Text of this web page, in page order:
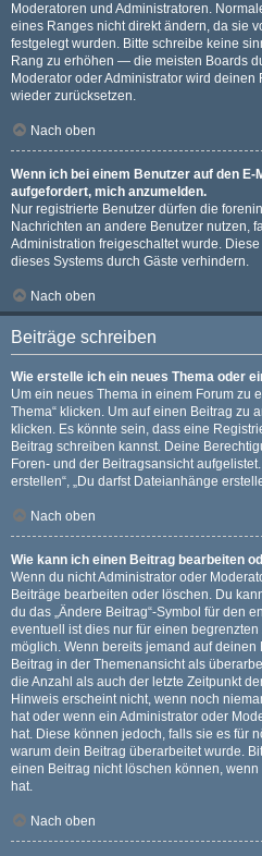
Moderatoren und Administratoren.
eines Ranges nicht direkt ändern, da sie
festgelegt wurden. Bitte schreibe keine
Rang zu erhöhen — die meisten Boards
Moderator oder Administrator wird
wieder zurücksetzen.
Nach oben
Wenn ich bei einem Benutzer auf den
aufgefordert, mich anzumelden.
Nur registrierte Benutzer dürfen die
Nachrichten an andere Benutzer nutzen,
Administration freigeschaltet wurde.
dieses Systems durch Gäste verhindern.
Nach oben
Beiträge schreiben
Wie erstelle ich ein neues Thema oder
Um ein neues Thema in einem Forum zu
Thema“ klicken. Um auf einen Beitrag zu
klicken. Es könnte sein, dass eine
Beitrag schreiben kannst. Deine
Foren- und der Beitragsansicht
erstellen“, „Du darfst Dateianhänge
Nach oben
Wie kann ich einen Beitrag bearbeiten
Wenn du nicht Administrator oder
Beiträge bearbeiten oder löschen. Du
du das „Ändere Beitrag“-Symbol für den
eventuell ist dies nur für einen
möglich. Wenn bereits jemand auf
Beitrag in der Themenansicht als
die Anzahl als auch der letzte Zeitpunkt
Hinweis erscheint nicht, wenn noch
hat oder wenn ein Administrator oder
hat. Diese können jedoch, falls sie es für
warum dein Beitrag überarbeitet wurde.
einen Beitrag nicht löschen können,
hat.
Nach oben